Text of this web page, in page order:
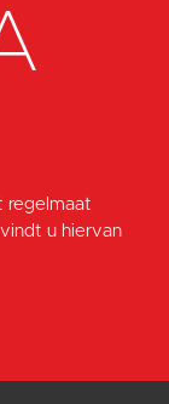
regelmaat
u hiervan